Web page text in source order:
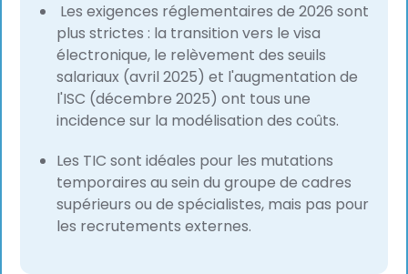
Les exigences réglementaires de 2026 sont
plus strictes : la transition vers le visa
électronique, le relèvement des seuils
salariaux (avril 2025) et l'augmentation de
l'ISC (décembre 2025) ont tous une
incidence sur la modélisation des coûts.
Les TIC sont idéales pour les mutations
temporaires au sein du groupe de cadres
supérieurs ou de spécialistes, mais pas pour
les recrutements externes.